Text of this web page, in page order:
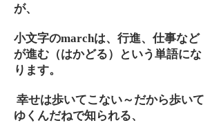
が、
小文字のmarchは、行進、仕事など
が進む（はかどる）という単語にな
ります。
幸せは歩いてこない～だから歩いて
ゆくんだねで知られる、